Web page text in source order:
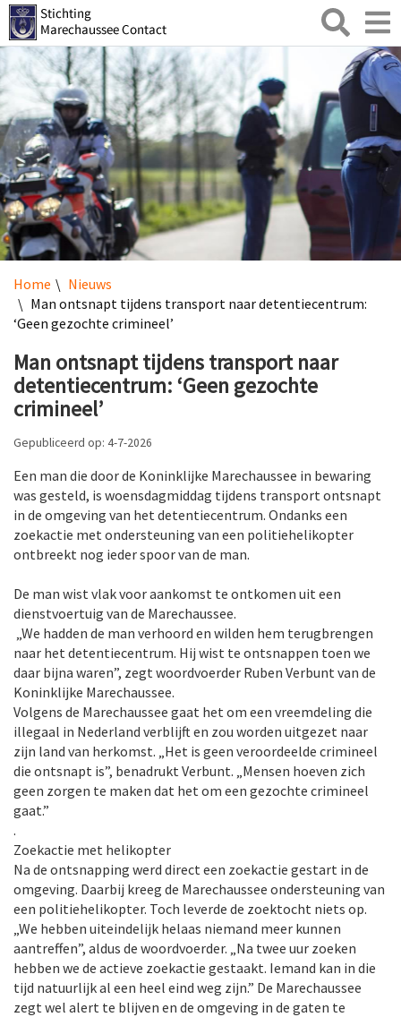
Zoeken
Home
Nieuws
Man ontsnapt tijdens transport naar detentiecentrum:
‘Geen gezochte crimineel’
Man ontsnapt tijdens transport naar
detentiecentrum: ‘Geen gezochte
crimineel’
Gepubliceerd op: 4-7-2026
Een man die door de Koninklijke Marechaussee in bewaring
was gesteld, is woensdagmiddag tijdens transport ontsnapt
in de omgeving van het detentiecentrum. Ondanks een
zoekactie met ondersteuning van een politiehelikopter
ontbreekt nog ieder spoor van de man.
De man wist vlak voor aankomst te ontkomen uit een
dienstvoertuig van de Marechaussee.
„We hadden de man verhoord en wilden hem terugbrengen
naar het detentiecentrum. Hij wist te ontsnappen toen we
daar bijna waren”, zegt woordvoerder Ruben Verbunt van de
Koninklijke Marechaussee.
Volgens de Marechaussee gaat het om een vreemdeling die
illegaal in Nederland verblijft en zou worden uitgezet naar
zijn land van herkomst. „Het is geen veroordeelde crimineel
die ontsnapt is”, benadrukt Verbunt. „Mensen hoeven zich
geen zorgen te maken dat het om een gezochte crimineel
gaat.”
.
Zoekactie met helikopter
Na de ontsnapping werd direct een zoekactie gestart in de
omgeving. Daarbij kreeg de Marechaussee ondersteuning van
een politiehelikopter. Toch leverde de zoektocht niets op.
„We hebben uiteindelijk helaas niemand meer kunnen
aantreffen”, aldus de woordvoerder. „Na twee uur zoeken
hebben we de actieve zoekactie gestaakt. Iemand kan in die
tijd natuurlijk al een heel eind weg zijn.” De Marechaussee
zegt wel alert te blijven en de omgeving in de gaten te